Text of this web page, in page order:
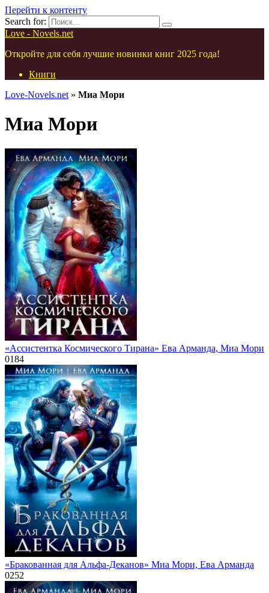
Перейти к контенту
Search for:
Love - Novels.net
Откройте для себя лучшие новинки книг 2025 года!
Книги
Love-Novels.net » Миа Мори
Миа Мори
«Ассистентка Космического Тирана» Ева Арманда, Миа Мори
0184
«Бракованная для Альфа-Деканов» Миа Мори, Ева Арманда
0252